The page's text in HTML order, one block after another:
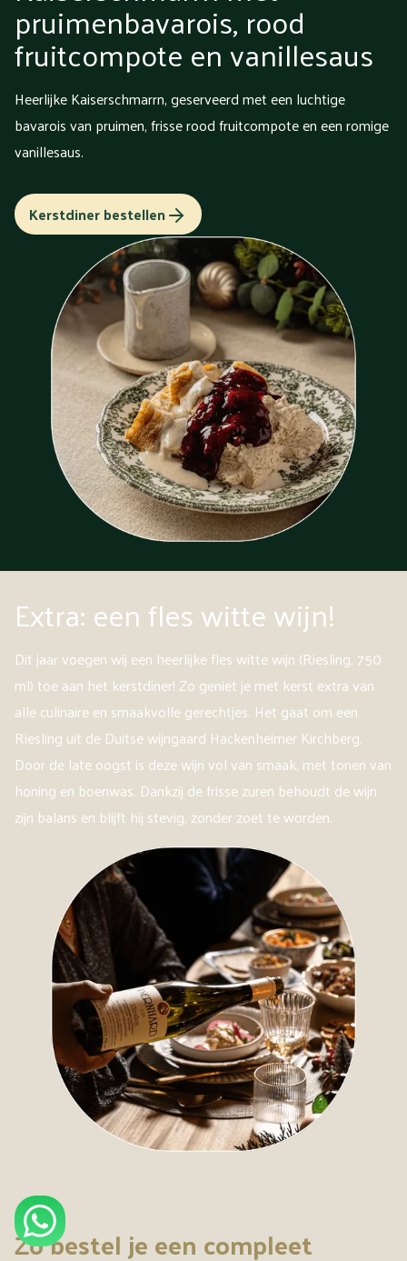
pruimenbavarois, rood
fruitcompote en vanillesaus
Heerlijke Kaiserschmarrn, geserveerd met een luchtige
bavarois van pruimen, frisse rood fruitcompote en een romige
vanillesaus.
Kerstdiner bestellen
Extra: een fles witte wijn!
Dit jaar voegen wij een heerlijke fles witte wijn (Riesling, 750
ml) toe aan het kerstdiner! Zo geniet je met kerst extra van
alle culinaire en smaakvolle gerechtjes. Het gaat om een
Riesling uit de Duitse wijngaard Hackenheimer Kirchberg.
Door de late oogst is deze wijn vol van smaak, met tonen van
honing en boenwas. Dankzij de frisse zuren behoudt de wijn
zijn balans en blijft hij stevig, zonder zoet te worden.
Zo bestel je een compleet